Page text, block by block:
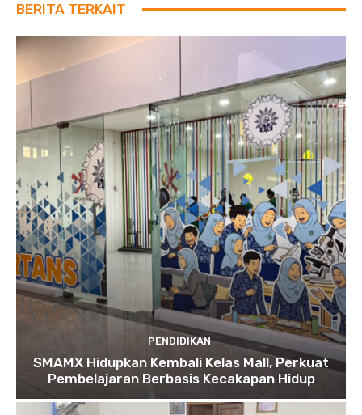
BERITA TERKAIT
PENDIDIKAN
SMAMX Hidupkan Kembali Kelas Mall, Perkuat
Pembelajaran Berbasis Kecakapan Hidup